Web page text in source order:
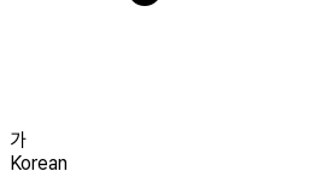
가
Korean